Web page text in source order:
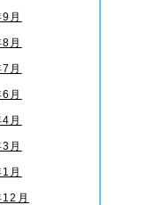
月
月
月
月
月
月
月
月